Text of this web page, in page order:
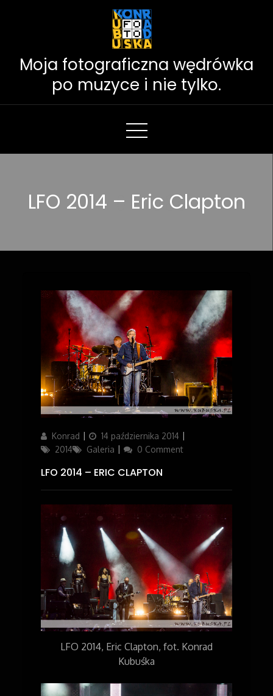
Moja fotograficzna wędrówka
po muzyce i nie tylko.
LFO 2014 – Eric Clapton
Author
Konrad
Posted
on
14 października 2014
2014
Galeria 0 Comment
LFO 2014 – ERIC CLAPTON
LFO 2014, Eric Clapton, fot. Konrad
Kubuśka